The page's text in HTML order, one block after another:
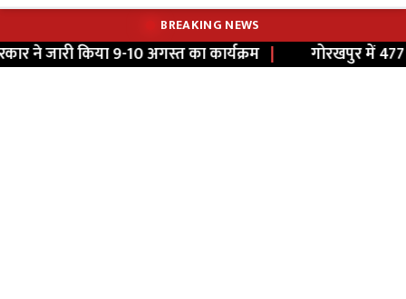
BREAKING NEWS
ने जारी किया 9-10 अगस्त का कार्यक्रम | गोरखपुर में 477